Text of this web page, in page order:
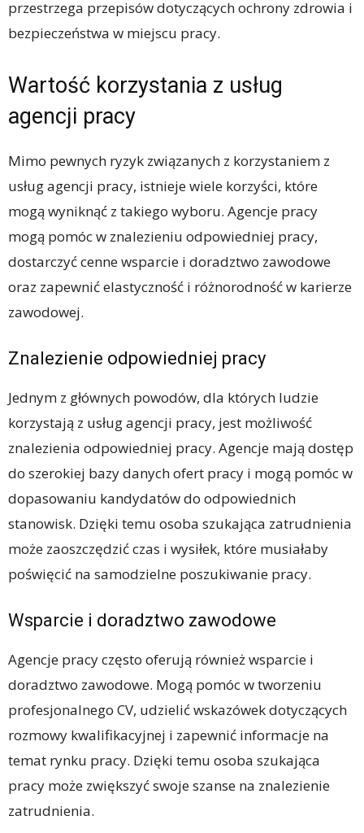
przestrzega przepisów dotyczących ochrony zdrowia i
bezpieczeństwa w miejscu pracy.
Wartość korzystania z usług
agencji pracy
Mimo pewnych ryzyk związanych z korzystaniem z
usług agencji pracy, istnieje wiele korzyści, które
mogą wyniknąć z takiego wyboru. Agencje pracy
mogą pomóc w znalezieniu odpowiedniej pracy,
dostarczyć cenne wsparcie i doradztwo zawodowe
oraz zapewnić elastyczność i różnorodność w karierze
zawodowej.
Znalezienie odpowiedniej pracy
Jednym z głównych powodów, dla których ludzie
korzystają z usług agencji pracy, jest możliwość
znalezienia odpowiedniej pracy. Agencje mają dostęp
do szerokiej bazy danych ofert pracy i mogą pomóc w
dopasowaniu kandydatów do odpowiednich
stanowisk. Dzięki temu osoba szukająca zatrudnienia
może zaoszczędzić czas i wysiłek, które musiałaby
poświęcić na samodzielne poszukiwanie pracy.
Wsparcie i doradztwo zawodowe
Agencje pracy często oferują również wsparcie i
doradztwo zawodowe. Mogą pomóc w tworzeniu
profesjonalnego CV, udzielić wskazówek dotyczących
rozmowy kwalifikacyjnej i zapewnić informacje na
temat rynku pracy. Dzięki temu osoba szukająca
pracy może zwiększyć swoje szanse na znalezienie
zatrudnienia.